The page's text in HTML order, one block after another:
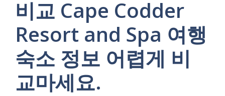
비교 Cape Codder
Resort and Spa 여행
숙소 정보 어렵게 비
교마세요.